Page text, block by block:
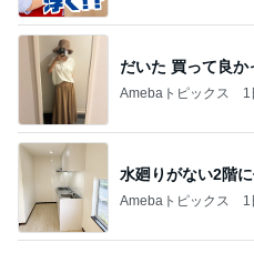
水廻りがない2階
Amebaトピックス 1